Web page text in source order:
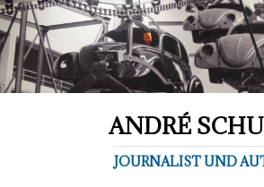
ANDRÉ
JOURNALIST UND